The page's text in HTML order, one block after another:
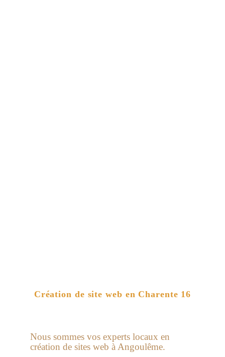
Création de site web en Charente 16
Nous sommes vos experts locaux en
création de sites web à Angoulême.